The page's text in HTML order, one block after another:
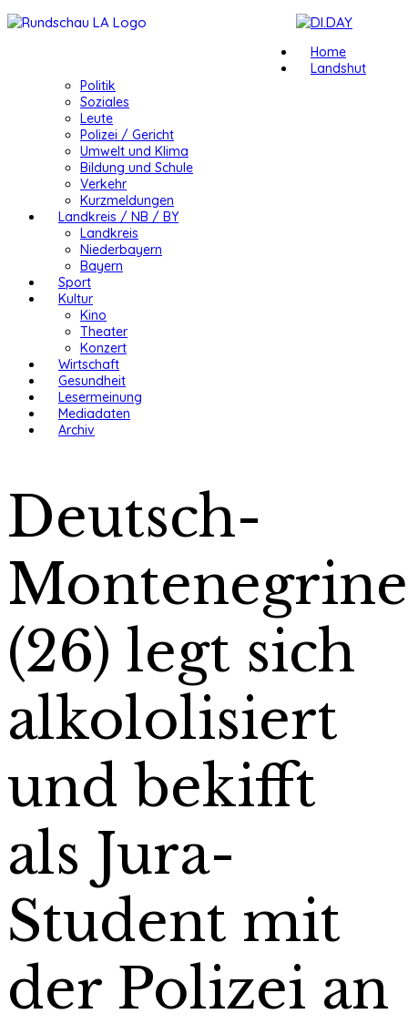
Home
Landshut
Politik
Soziales
Leute
Polizei / Gericht
Umwelt und Klima
Bildung und Schule
Verkehr
Kurzmeldungen
Landkreis / NB / BY
Landkreis
Niederbayern
Bayern
Sport
Kultur
Kino
Theater
Konzert
Wirtschaft
Gesundheit
Lesermeinung
Mediadaten
Archiv
Deutsch-
(26) legt sich
alkololisiert
und bekifft
als Jura-
Student mit
der Polizei an